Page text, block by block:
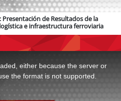
de Resultados de la
e infraestructura ferroviaria
either because the server or
the format is not supported.